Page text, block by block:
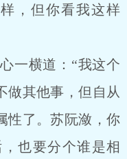
，但你看我这样
横道：“我这个
做其他事，但自从
性了。苏阮潋，你
也要分个谁是相